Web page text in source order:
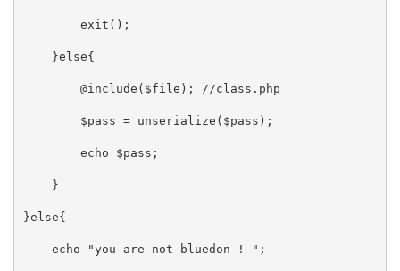
        exit();
    }else{
        @include($file); //class.php
        $pass = unserialize($pass);
        echo $pass;
    }
}else{
    echo "you are not bluedon ! ";